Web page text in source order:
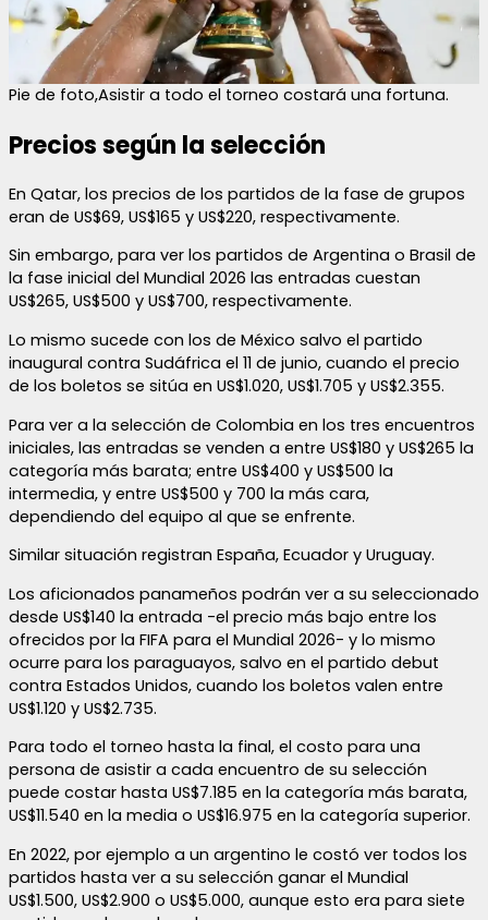
Pie de foto,Asistir a todo el torneo costará una fortuna.
Precios según la selección
En Qatar, los precios de los partidos de la fase de grupos
eran de US$69, US$165 y US$220, respectivamente.
Sin embargo, para ver los partidos de Argentina o Brasil de
la fase inicial del Mundial 2026 las entradas cuestan
US$265, US$500 y US$700, respectivamente.
Lo mismo sucede con los de México salvo el partido
inaugural contra Sudáfrica el 11 de junio, cuando el precio
de los boletos se sitúa en US$1.020, US$1.705 y US$2.355.
Para ver a la selección de Colombia en los tres encuentros
iniciales, las entradas se venden a entre US$180 y US$265 la
categoría más barata; entre US$400 y US$500 la
intermedia, y entre US$500 y 700 la más cara,
dependiendo del equipo al que se enfrente.
Similar situación registran España, Ecuador y Uruguay.
Los aficionados panameños podrán ver a su seleccionado
desde US$140 la entrada -el precio más bajo entre los
ofrecidos por la FIFA para el Mundial 2026- y lo mismo
ocurre para los paraguayos, salvo en el partido debut
contra Estados Unidos, cuando los boletos valen entre
US$1.120 y US$2.735.
Para todo el torneo hasta la final, el costo para una
persona de asistir a cada encuentro de su selección
puede costar hasta US$7.185 en la categoría más barata,
US$11.540 en la media o US$16.975 en la categoría superior.
En 2022, por ejemplo a un argentino le costó ver todos los
partidos hasta ver a su selección ganar el Mundial
US$1.500, US$2.900 o US$5.000, aunque esto era para siete